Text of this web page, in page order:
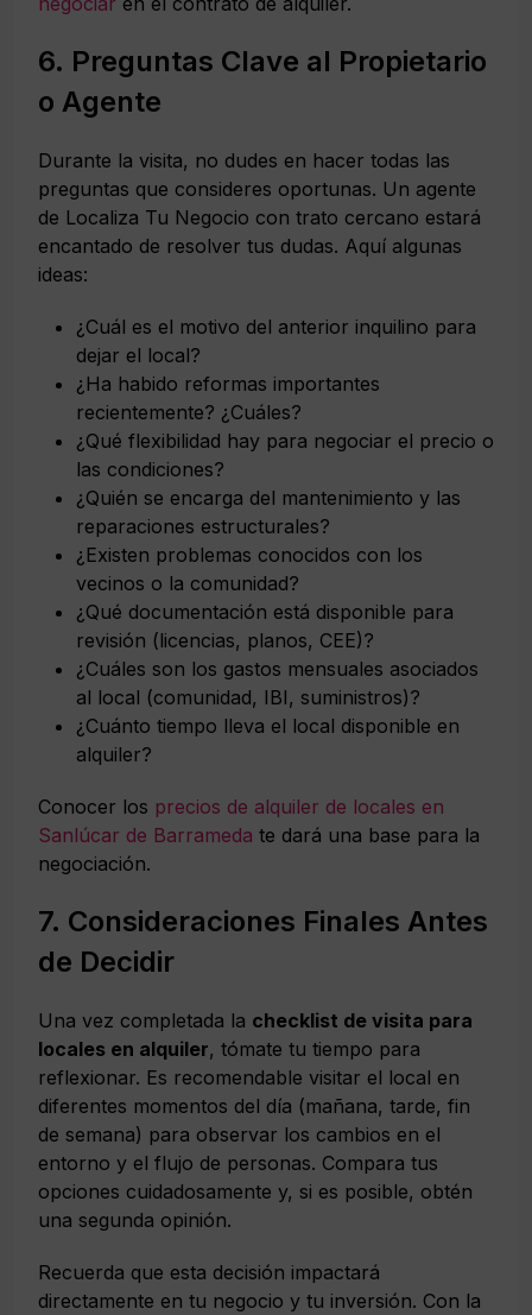
6. Preguntas Clave al Propietario
o Agente
Durante la visita, no dudes en hacer todas las
preguntas que consideres oportunas. Un agente
de Localiza Tu Negocio con trato cercano estará
encantado de resolver tus dudas. Aquí algunas
ideas:
¿Cuál es el motivo del anterior inquilino para
dejar el local?
¿Ha habido reformas importantes
recientemente? ¿Cuáles?
¿Qué flexibilidad hay para negociar el precio o
las condiciones?
¿Quién se encarga del mantenimiento y las
reparaciones estructurales?
¿Existen problemas conocidos con los
vecinos o la comunidad?
¿Qué documentación está disponible para
revisión (licencias, planos, CEE)?
¿Cuáles son los gastos mensuales asociados
al local (comunidad, IBI, suministros)?
¿Cuánto tiempo lleva el local disponible en
alquiler?
Conocer los precios de alquiler de locales en
Sanlúcar de Barrameda te dará una base para la
negociación.
7. Consideraciones Finales Antes
de Decidir
Una vez completada la checklist de visita para
locales en alquiler, tómate tu tiempo para
reflexionar. Es recomendable visitar el local en
diferentes momentos del día (mañana, tarde, fin
de semana) para observar los cambios en el
entorno y el flujo de personas. Compara tus
opciones cuidadosamente y, si es posible, obtén
una segunda opinión.
Recuerda que esta decisión impactará
directamente en tu negocio y tu inversión. Con la